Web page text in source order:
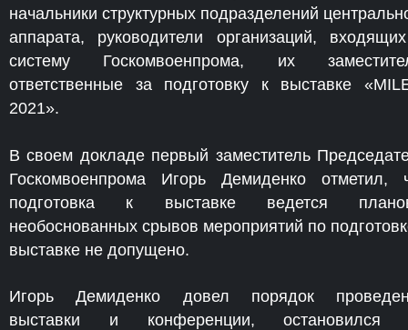
начальники структурных подразделений
аппарата, руководители организаций,
систему Госкомвоенпрома, их
ответственные за подготовку к выставке
2021».
В своем докладе первый заместитель
Госкомвоенпрома Игорь Демиденко отметил,
подготовка к выставке ведется
необоснованных срывов мероприятий по
выставке не допущено.
Игорь Демиденко довел порядок
выставки и конференции, остановился